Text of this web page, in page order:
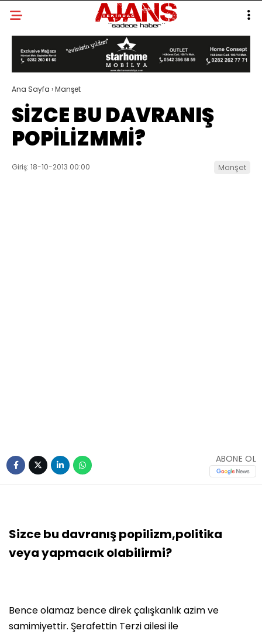
Ana Sayfa ›Manşet
SİZCE BU DAVRANIŞ
POPİLİZMMİ?
Giriş: 18-10-2013 00:00 Manşet
ABONE OL
Sizce bu davranış popilizm,politika
veya yapmacık olabilirmi?
Bence olamaz bence direk çalışkanlık azim ve
samimiyettir. Şerafettin Terzi ailesi ile